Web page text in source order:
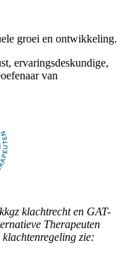
groei en ontwikkeling.
ervaringsdeskundige,
van
klachtrecht en GAT-
Therapeuten
zie: